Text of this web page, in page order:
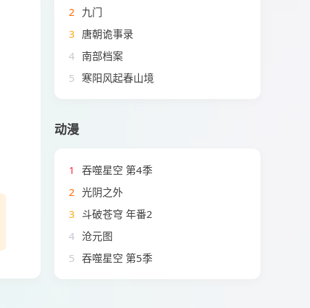
2 九门
3 唐朝诡事录
4 南部档案
5 寒阳风起春山境
动漫
1
吞噬星空 第4季
2 光阴之外
3 斗破苍穹 年番2
4 沧元图
5 吞噬星空 第5季